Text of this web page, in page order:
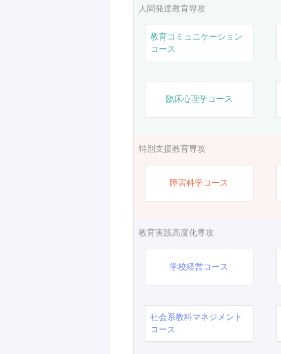
人間発達教育専攻
教育コミュニケーション
コース
臨床心理学コース
特別支援教育専攻
障害科学コース
教育実践高度化専攻
学校経営コース
社会系教科マネジメント
コース